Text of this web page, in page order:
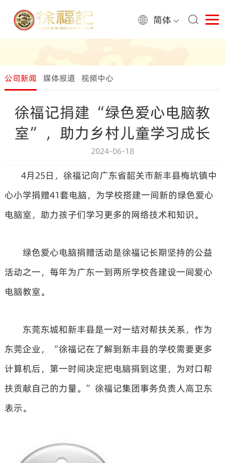
简体
公司新闻 媒体报道 视频中心
徐福记捐建“绿色爱心电脑教
室”，助力乡村儿童学习成长
2024-06-18
4月25日，徐福记向广东省韶关市新丰县梅坑镇中
心小学捐赠41套电脑，为学校搭建一间新的绿色爱心
电脑室，助力孩子们学习更多的网络技术和知识。
绿色爱心电脑捐赠活动是徐福记长期坚持的公益
活动之一，每年为广东一到两所学校各建设一间爱心
电脑教室。
东莞东城和新丰县是一对一结对帮扶关系，作为
东莞企业，“徐福记在了解到新丰县的学校需要更多
计算机后，第一时间决定把电脑捐到这里，为对口帮
扶贡献自己的力量。”徐福记集团事务负责人高卫东
表示。